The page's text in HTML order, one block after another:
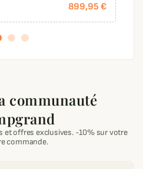
899,95 €
communauté
et offres exclusives. -10% sur votre
commande.